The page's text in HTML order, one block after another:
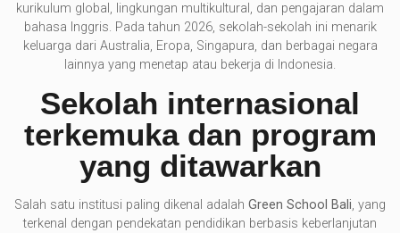
kurikulum global, lingkungan multikultural, dan pengajaran dalam
bahasa Inggris. Pada tahun 2026, sekolah-sekolah ini menarik
keluarga dari Australia, Eropa, Singapura, dan berbagai negara
lainnya yang menetap atau bekerja di Indonesia.
Sekolah internasional
terkemuka dan program
yang ditawarkan
Salah satu institusi paling dikenal adalah Green School Bali, yang
terkenal dengan pendekatan pendidikan berbasis keberlanjutan